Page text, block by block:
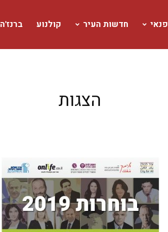
פנאי חדשות העיר קולנוע ברנז'ה
הצגות